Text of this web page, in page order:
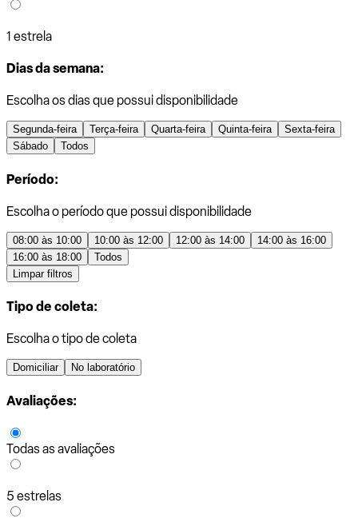
1 estrela
Dias da semana:
Escolha os dias que possui disponibilidade
Segunda-feira Terça-feira Quarta-feira Quinta-feira
Sexta-feira
Sábado
Todos
Período:
Escolha o período que possui disponibilidade
08:00 às 10:00 10:00 às 12:00 12:00 às 14:00
14:00 às 16:00
16:00 às 18:00
Todos
Limpar filtros
Tipo de coleta:
Escolha o tipo de coleta
Domiciliar No laboratório
Avaliações:
Todas as avaliações
5 estrelas